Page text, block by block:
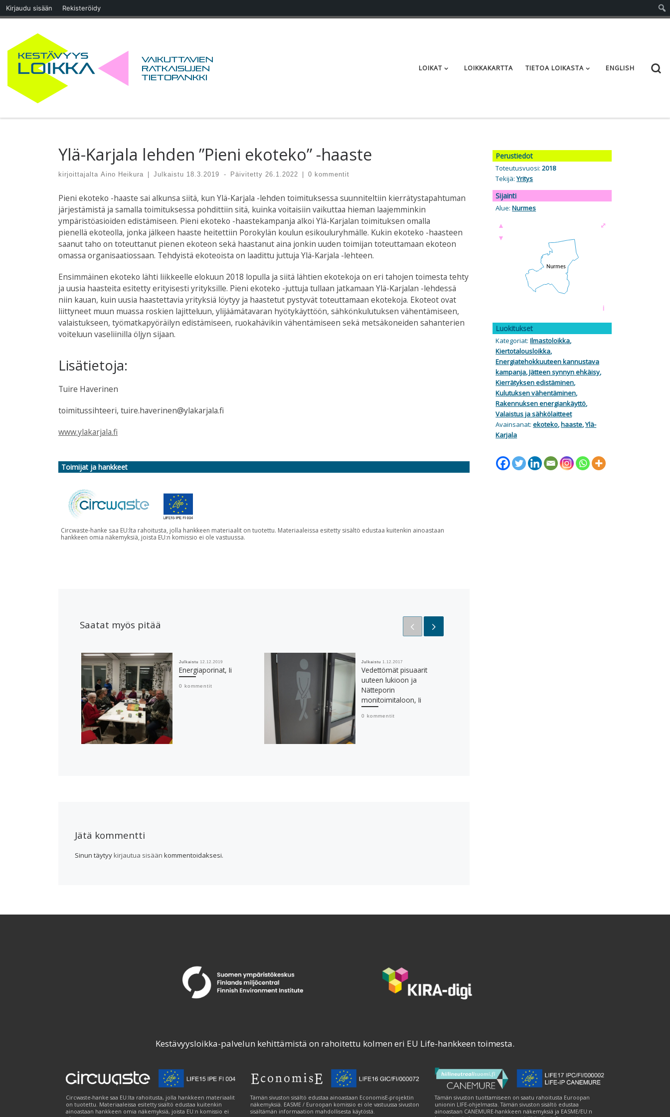
Kirjaudu sisään Rekisteröidy
Skip to content
Vaikuttavien
ratkaisujen
tietopankki
LOIKAT LOIKKAKARTTA TIETOA LOIKASTA ENGLISH
Ylä-Karjala lehden ”Pieni ekoteko” -haaste
kirjoittajalta Aino Heikura Julkaistu 18.3.2019 - Päivitetty 26.1.2022 0 kommentit
Pieni ekoteko -haaste sai alkunsa siitä, kun Ylä-Karjala -lehden toimituksessa suunniteltiin kierrätystapahtuman
järjestämistä ja samalla toimituksessa pohdittiin sitä, kuinka voitaisiin vaikuttaa hieman laajemminkin
ympäristöasioiden edistämiseen. Pieni ekoteko -haastekampanja alkoi Ylä-Karjalan toimituksen omalla
pienellä ekoteolla, jonka jälkeen haaste heitettiin Porokylän koulun esikouluryhmälle. Kukin ekoteko -haasteen
saanut taho on toteuttanut pienen ekoteon sekä haastanut aina jonkin uuden toimijan toteuttamaan ekoteon
omassa organisaatiossaan. Tehdyistä ekoteoista on laadittu juttuja Ylä-Karjala -lehteen.
Ensimmäinen ekoteko lähti liikkeelle elokuun 2018 lopulla ja siitä lähtien ekotekoja on eri tahojen toimesta tehty
ja uusia haasteita esitetty erityisesti yrityksille. Pieni ekoteko -juttuja tullaan jatkamaan Ylä-Karjalan -lehdessä
niin kauan, kuin uusia haastettavia yrityksiä löytyy ja haastetut pystyvät toteuttamaan ekotekoja. Ekoteot ovat
liittyneet muun muassa roskien lajitteluun, ylijäämätavaran hyötykäyttöön, sähkönkulutuksen vähentämiseen,
valaistukseen, työmatkapyöräilyn edistämiseen, ruokahävikin vähentämiseen sekä metsäkoneiden sahanterien
voiteluun vaseliinilla öljyn sijaan.
Lisätietoja:
Tuire Haverinen
toimitussihteeri, tuire.haverinen@ylakarjala.fi
www.ylakarjala.fi
Toimijat ja hankkeet
Circwaste-hanke saa EU:lta rahoitusta, jolla hankkeen materiaalit on tuotettu. Materiaaleissa esitetty sisältö edustaa kuitenkin ainoastaan
hankkeen omia näkemyksiä, joista EU:n komissio ei ole vastuussa.
Saatat myös pitää
Julkaistu 12.12.2019
Energiaporinat, Ii
0 kommentit
Julkaistu 1.12.2017
Vedettömät pisuaarit
uuteen lukioon ja
Nätteporin
monitoimitaloon, Ii
0 kommentit
Jätä kommentti
Sinun täytyy kirjautua sisään kommentoidaksesi.
Perustiedot
Toteutusvuosi:2018
Tekijä:Yritys
Sijainti
Alue:Nurmes
▲
▼
i
⤢
Luokitukset
Kategoriat:Ilmastoloikka,
Kiertotalousloikka,
Energiatehokkuuteen kannustava
kampanja,Jätteen synnyn ehkäisy,
Kierrätyksen edistäminen,
Kulutuksen vähentäminen,
Rakennuksen energiankäyttö,
Valaistus ja sähkölaitteet
Avainsanat:ekoteko,haaste,Ylä-
Karjala
Kestävyysloikka-palvelun kehittämistä on rahoitettu kolmen eri EU Life-hankkeen toimesta.
Circwaste-hanke saa EU:lta rahoitusta, jolla hankkeen materiaalit
on tuotettu. Materiaaleissa esitetty sisältö edustaa kuitenkin
ainoastaan hankkeen omia näkemyksiä, joista EU:n komissio ei
Tämän sivuston sisältö edustaa ainoastaan EconomisE-projektin
näkemyksiä. EASME / Euroopan komissio ei ole vastuussa sivuston
sisältämän informaation mahdollisesta käytöstä.
Tämän sivuston tuottamiseen on saatu rahoitusta Euroopan
unionin LIFE-ohjelmasta. Tämän sivuston sisältö edustaa
ainoastaan CANEMURE-hankkeen näkemyksiä ja EASME/EU:n